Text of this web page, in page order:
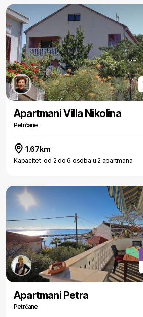
Apartmani Villa Nikolina
Petrčane
1.67km
Kapacitet: od 2 do 6 osoba u 2 apartmana
Apartmani Petra
Petrčane